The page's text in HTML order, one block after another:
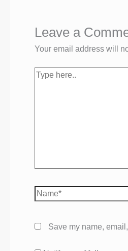
Leave a
Your email address will
Type
Name*
Save my name,